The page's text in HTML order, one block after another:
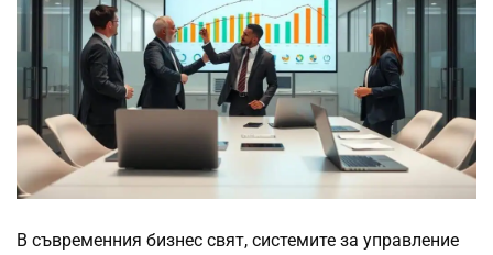
В съвременния бизнес свят, системите за управление